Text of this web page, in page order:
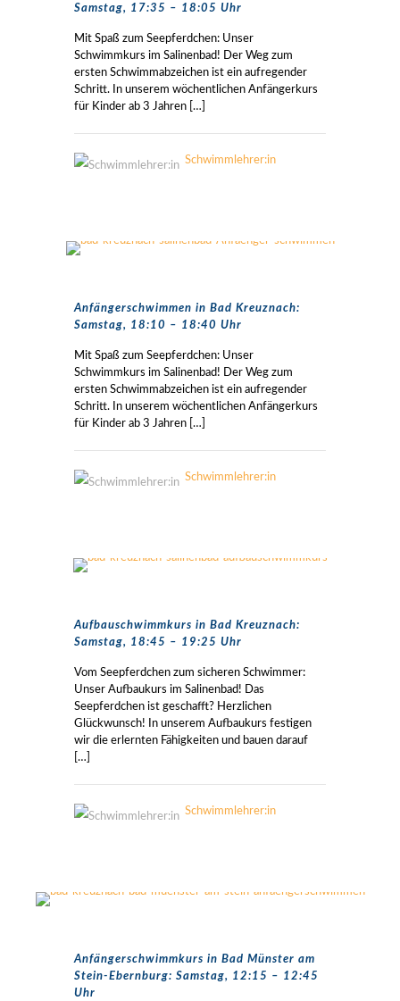
Samstag, 17:35 – 18:05 Uhr
Mit Spaß zum Seepferdchen: Unser
Schwimmkurs im Salinenbad! Der Weg zum
ersten Schwimmabzeichen ist ein aufregender
Schritt. In unserem wöchentlichen Anfängerkurs
für Kinder ab 3 Jahren […]
Schwimmlehrer:in
Anfängerschwimmen in Bad Kreuznach:
Samstag, 18:10 – 18:40 Uhr
Mit Spaß zum Seepferdchen: Unser
Schwimmkurs im Salinenbad! Der Weg zum
ersten Schwimmabzeichen ist ein aufregender
Schritt. In unserem wöchentlichen Anfängerkurs
für Kinder ab 3 Jahren […]
Schwimmlehrer:in
Aufbauschwimmkurs in Bad Kreuznach:
Samstag, 18:45 – 19:25 Uhr
Vom Seepferdchen zum sicheren Schwimmer:
Unser Aufbaukurs im Salinenbad! Das
Seepferdchen ist geschafft? Herzlichen
Glückwunsch! In unserem Aufbaukurs festigen
wir die erlernten Fähigkeiten und bauen darauf
[…]
Schwimmlehrer:in
Anfängerschwimmkurs in Bad Münster am
Stein-Ebernburg: Samstag, 12:15 – 12:45
Uhr